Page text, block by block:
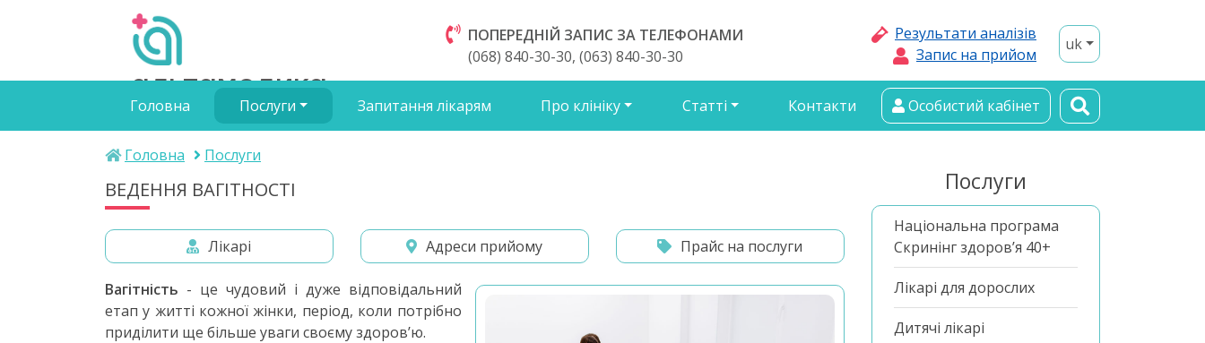
альтамедика
медичний центр
ПОПЕРЕДНІЙ ЗАПИС ЗА ТЕЛЕФОНАМИ
(068) 840-30-30, (063) 840-30-30
Результати аналізів
Запис на прийом
uk
Головна Послуги Запитання лікарям Про клініку Статті Контакти Особистий кабінет
Головна Послуги
ВЕДЕННЯ ВАГІТНОСТІ
Лікарі Адреси прийому Прайс на послуги
Вагітність - це чудовий і дуже відповідальний
етап у житті кожної жінки, період, коли потрібно
приділити ще більше уваги своєму здоров’ю.
Послуги
Національна програма
Скринінг здоров’я 40+
Лікарі для дорослих
Дитячі лікарі